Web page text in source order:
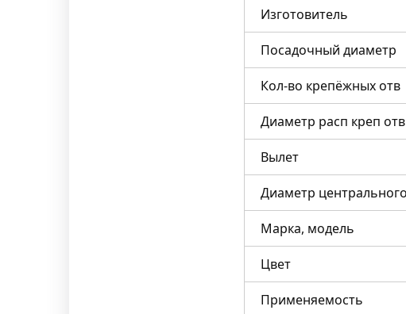
Изготовитель
Посадочный диаметр
Кол-во крепёжных отв
Диаметр расп креп отв
Вылет
Диаметр
Марка, модель
Цвет
Применяемость